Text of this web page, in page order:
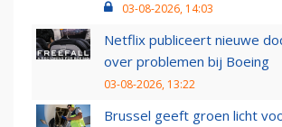
03-08-2026, 14:03
Netflix publiceert nieuwe
over problemen bij Boeing
03-08-2026, 13:22
Brussel geeft groen licht